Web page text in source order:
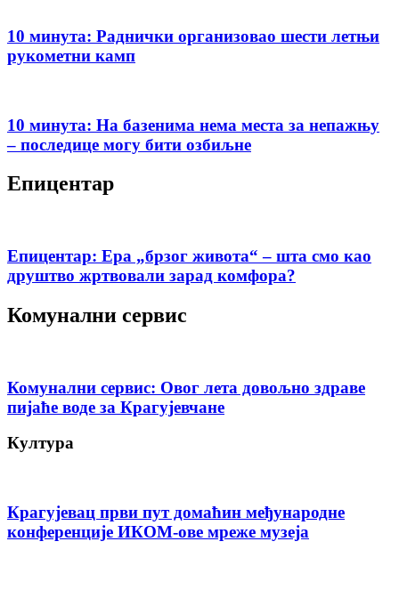
10 минута: Раднички организовао шести летњи
рукометни камп
10 минута: На базенима нема места за непажњу
– последице могу бити озбиљне
Епицентар
Епицентар: Ера „брзог живота“ – шта смо као
друштво жртвовали зарад комфора?
Комунални сервис
Комунални сервис: Овог лета довољно здраве
пијаће воде за Крагујевчане
Култура
Крагујевац први пут домаћин међународне
конференције ИКОМ-ове мреже музеја